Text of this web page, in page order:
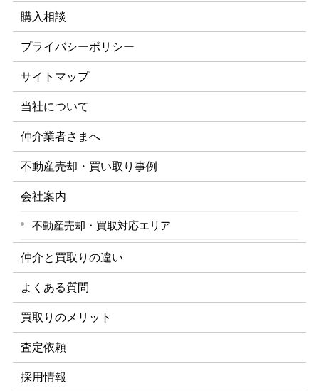
購入相談
プライバシーポリシー
サイトマップ
当社について
仲介業者さまへ
不動産売却・買い取り事例
会社案内
不動産売却・買取対応エリア
仲介と買取りの違い
よくある質問
買取りのメリット
査定依頼
採用情報